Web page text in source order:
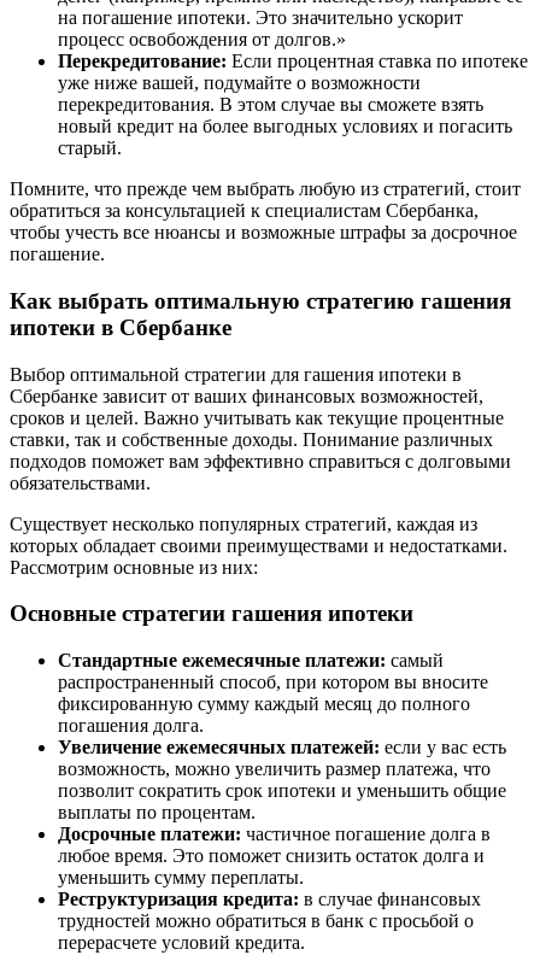
на погашение ипотеки. Это значительно ускорит
процесс освобождения от долгов.»
Перекредитование: Если процентная ставка по ипотеке
уже ниже вашей, подумайте о возможности
перекредитования. В этом случае вы сможете взять
новый кредит на более выгодных условиях и погасить
старый.
Помните, что прежде чем выбрать любую из стратегий, стоит
обратиться за консультацией к специалистам Сбербанка,
чтобы учесть все нюансы и возможные штрафы за досрочное
погашение.
Как выбрать оптимальную стратегию гашения
ипотеки в Сбербанке
Выбор оптимальной стратегии для гашения ипотеки в
Сбербанке зависит от ваших финансовых возможностей,
сроков и целей. Важно учитывать как текущие процентные
ставки, так и собственные доходы. Понимание различных
подходов поможет вам эффективно справиться с долговыми
обязательствами.
Существует несколько популярных стратегий, каждая из
которых обладает своими преимуществами и недостатками.
Рассмотрим основные из них:
Основные стратегии гашения ипотеки
Стандартные ежемесячные платежи: самый
распространенный способ, при котором вы вносите
фиксированную сумму каждый месяц до полного
погашения долга.
Увеличение ежемесячных платежей: если у вас есть
возможность, можно увеличить размер платежа, что
позволит сократить срок ипотеки и уменьшить общие
выплаты по процентам.
Досрочные платежи: частичное погашение долга в
любое время. Это поможет снизить остаток долга и
уменьшить сумму переплаты.
Реструктуризация кредита: в случае финансовых
трудностей можно обратиться в банк с просьбой о
перерасчете условий кредита.